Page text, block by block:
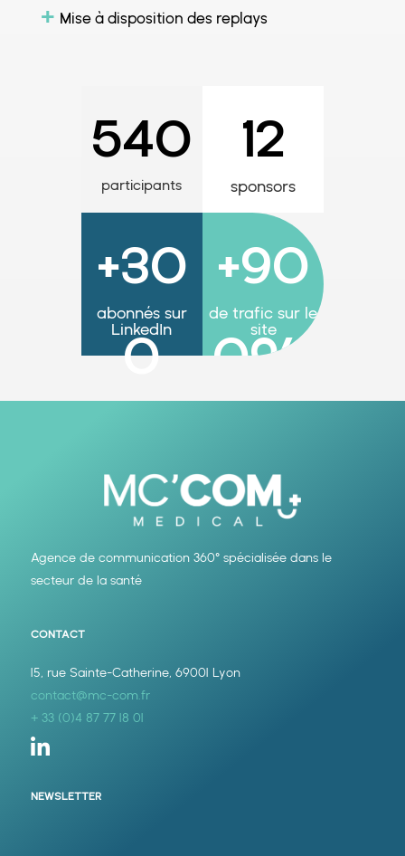
+ Mise à disposition des replays
540
participants
12
sponsors
+30
0
abonnés sur
LinkedIn
+90
0%
de trafic sur le
site
Agence de communication 360° spécialisée dans le
secteur de la santé
CONTACT
15, rue Sainte-Catherine, 69001 Lyon
contact@mc-com.fr
+ 33 (0)4 87 77 18 01

NEWSLETTER